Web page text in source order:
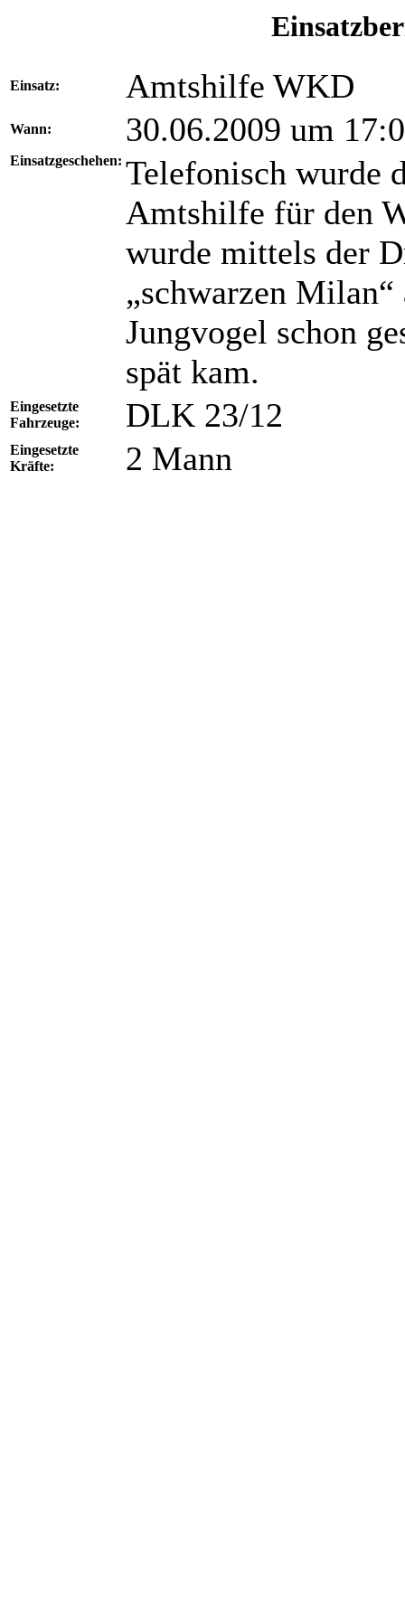
Einsatz: Amtshilfe WKD
Wann: 30.06.2009 um
Einsatzgeschehen: Telefonisch wurde
Amtshilfe für den
wurde mittels der
„schwarzen
Jungvogel schon
spät kam.
Eingesetzte
Fahrzeuge:
DLK 23/12
Eingesetzte
Kräfte:
2 Mann